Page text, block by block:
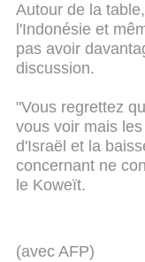
Autour de la
l'Indonésie et
pas avoir
discussion.
"Vous regrettez
vous voir mais
d'Israël et la
concernant ne
le Koweït.
(avec AFP)